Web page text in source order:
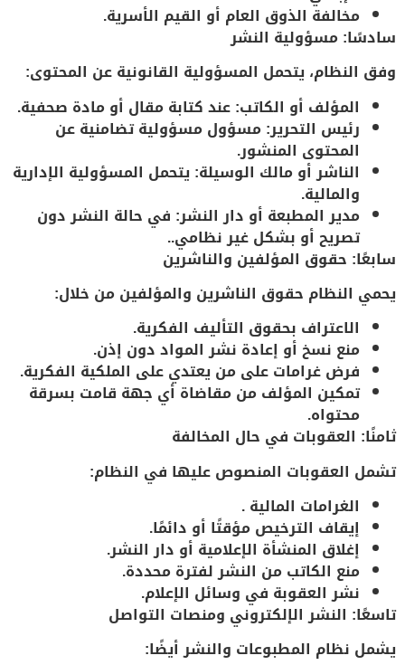
مخالفة الذوق العام أو القيم الأسرية.
سادسًا: مسؤولية النشر
وفق النظام، يتحمل المسؤولية القانونية عن المحتوى:
المؤلف أو الكاتب: عند كتابة مقال أو مادة صحفية.
رئيس التحرير: مسؤول مسؤولية تضامنية عن
المحتوى المنشور.
الناشر أو مالك الوسيلة: يتحمل المسؤولية الإدارية
والمالية.
مدير المطبعة أو دار النشر: في حالة النشر دون
تصريح أو بشكل غير نظامي..
سابعًا: حقوق المؤلفين والناشرين
يحمي النظام حقوق الناشرين والمؤلفين من خلال:
الاعتراف بحقوق التأليف الفكرية.
منع نسخ أو إعادة نشر المواد دون إذن.
فرض غرامات على من يعتدي على الملكية الفكرية.
تمكين المؤلف من مقاضاة أي جهة قامت بسرقة
محتواه.
ثامنًا: العقوبات في حال المخالفة
تشمل العقوبات المنصوص عليها في النظام:
الغرامات المالية.
إيقاف الترخيص مؤقتًا أو دائمًا.
إغلاق المنشأة الإعلامية أو دار النشر.
منع الكاتب من النشر لفترة محددة.
نشر العقوبة في وسائل الإعلام.
تاسعًا: النشر الإلكتروني ومنصات التواصل
يشمل نظام المطبوعات والنشر أيضًا: